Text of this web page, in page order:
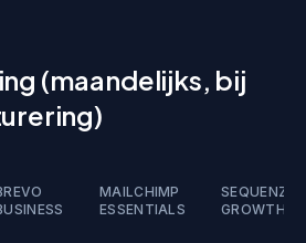
(maandelijks, bij
MAILCHIMP
ESSENTIALS
SEQUENZY
GROWTH